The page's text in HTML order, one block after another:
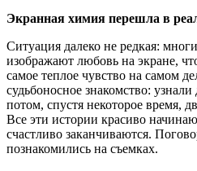
Экранная химия перешла в
Ситуация далеко не редкая:
изображают любовь на экране,
самое теплое чувство на самом
судьбоносное знакомство:
потом, спустя некоторое время,
Все эти истории красиво
счастливо заканчиваются.
познакомились на съемках.